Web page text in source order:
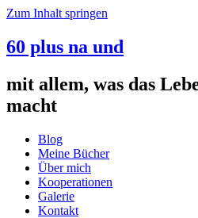
Zum Inhalt springen
60 plus na und
mit allem, was das
macht
Blog
Meine Bücher
Über mich
Kooperationen
Galerie
Kontakt